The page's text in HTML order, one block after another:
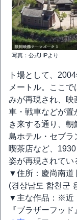
写真：公式HPより
ト場として、
メートル。ここ
みが再現され、映
車・戦車などが置
き来する通り、
島ホテル・セブラ
喫茶店など、
姿が再現されてい
▼住所：慶尚南道
(경상남도 합천군
▼主な作品：※近
『ブラザーフッ